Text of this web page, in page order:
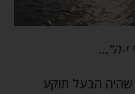
י-ה"…
שהיה הבעל תוקע